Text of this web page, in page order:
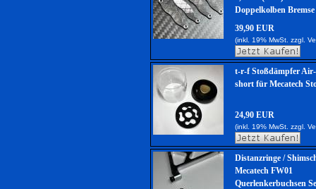
Doppelkolben Bremse
39,90 EUR
(inkl. 19% MwSt. zzgl.
t-r-f Stoßdämpfer
short für Mecatech
24,90 EUR
(inkl. 19% MwSt. zzgl.
Distanzringe /
Mecatech FW01
Querlenkerbuchsen